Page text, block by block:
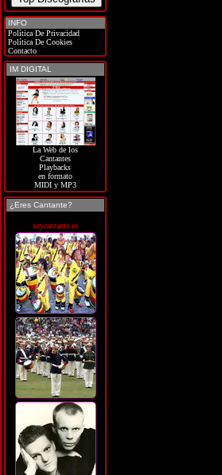
INFO
Política De Privacidad
Política De Cookies
Contacto
IM DIGITAL
La Web de los
Cantantes
Playbacks
en formato
MIDI y MP3
¿Eres Cantante?
soycantante.es